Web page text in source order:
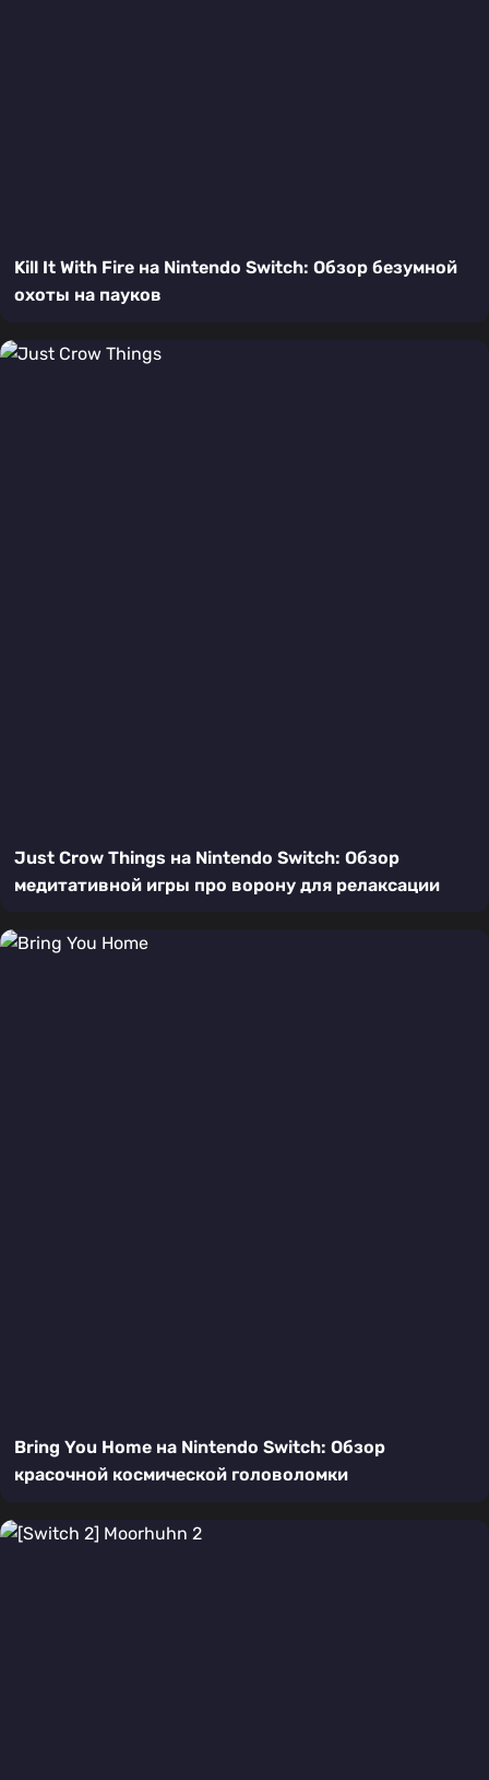
Kill It With Fire на Nintendo Switch: Обзор безумной
охоты на пауков
Just Crow Things на Nintendo Switch: Обзор
медитативной игры про ворону для релаксации
Bring You Home на Nintendo Switch: Обзор
красочной космической головоломки